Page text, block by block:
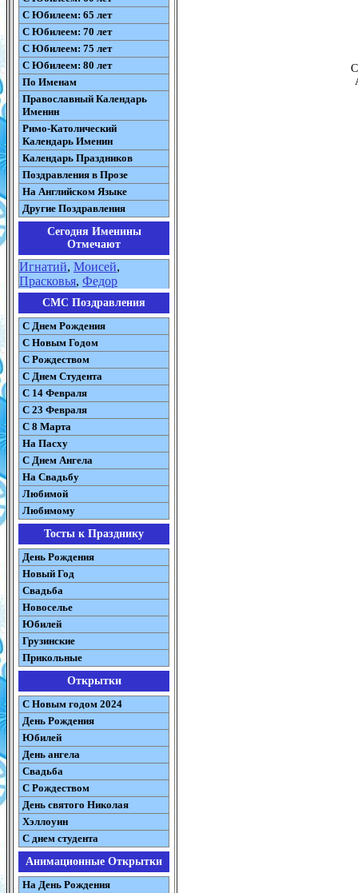
С Юбилеем: 65 лет
С Юбилеем: 70 лет
С Юбилеем: 75 лет
С Юбилеем: 80 лет
По Именам
Православный Календарь
Именин
Римо-Католический
Календарь Именин
Календарь Праздников
Поздравления в Прозе
На Английском Языке
Другие Поздравления
Сегодня Именины
Отмечают
Игнатий, Моисей,
Прасковья, Федор
СМС Поздравления
С Днем Рождения
С Новым Годом
С Рождеством
C Днем Студента
С 14 Февраля
С 23 Февраля
С 8 Марта
На Пасху
C Днем Ангела
На Свадьбу
Любимой
Любимому
Тосты к Празднику
День Рождения
Новый Год
Свадьба
Новоселье
Юбилей
Грузинские
Прикольные
Открытки
С Новым годом 2024
День Рождения
Юбилей
День ангела
Свадьба
С Рождеством
День святого Николая
Хэллоуин
С днем студента
Анимационные Открытки
На День Рождения